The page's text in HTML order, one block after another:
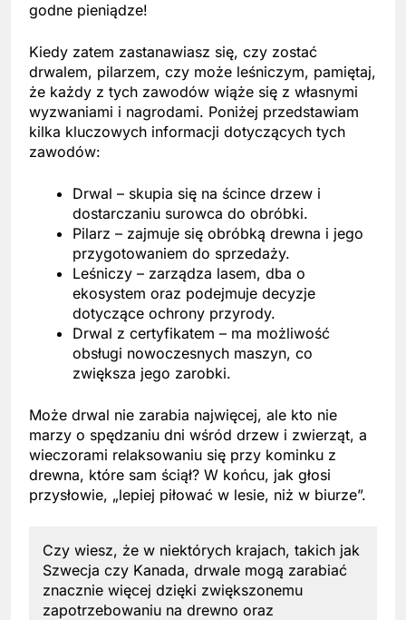
godne pieniądze!
Kiedy zatem zastanawiasz się, czy zostać
drwalem, pilarzem, czy może leśniczym, pamiętaj,
że każdy z tych zawodów wiąże się z własnymi
wyzwaniami i nagrodami. Poniżej przedstawiam
kilka kluczowych informacji dotyczących tych
zawodów:
Drwal – skupia się na ścince drzew i
dostarczaniu surowca do obróbki.
Pilarz – zajmuje się obróbką drewna i jego
przygotowaniem do sprzedaży.
Leśniczy – zarządza lasem, dba o
ekosystem oraz podejmuje decyzje
dotyczące ochrony przyrody.
Drwal z certyfikatem – ma możliwość
obsługi nowoczesnych maszyn, co
zwiększa jego zarobki.
Może drwal nie zarabia najwięcej, ale kto nie
marzy o spędzaniu dni wśród drzew i zwierząt, a
wieczorami relaksowaniu się przy kominku z
drewna, które sam ściął? W końcu, jak głosi
przysłowie, „lepiej piłować w lesie, niż w biurze”.
Czy wiesz, że w niektórych krajach, takich jak
Szwecja czy Kanada, drwale mogą zarabiać
znacznie więcej dzięki zwiększonemu
zapotrzebowaniu na drewno oraz